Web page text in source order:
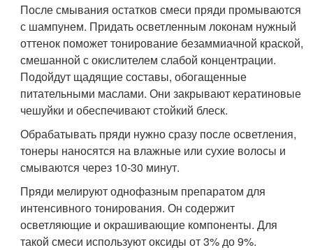
После смывания остатков смеси пряди промываются
с шампунем. Придать осветленным локонам нужный
оттенок поможет тонирование безаммиачной краской,
смешанной с окислителем слабой концентрации.
Подойдут щадящие составы, обогащенные
питательными маслами. Они закрывают кератиновые
чешуйки и обеспечивают стойкий блеск.
Обрабатывать пряди нужно сразу после осветления,
тонеры наносятся на влажные или сухие волосы и
смываются через 10-30 минут.
Пряди мелируют однофазным препаратом для
интенсивного тонирования. Он содержит
осветляющие и окрашивающие компоненты. Для
такой смеси используют оксиды от 3% до 9%.